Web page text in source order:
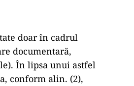
doar în cadrul
documentară,
În lipsa unui astfel
conform alin. (2),